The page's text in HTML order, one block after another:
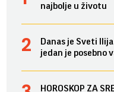
najbolje u životu
Danas je Sveti
jedan je posebno
HOROSKOP ZA